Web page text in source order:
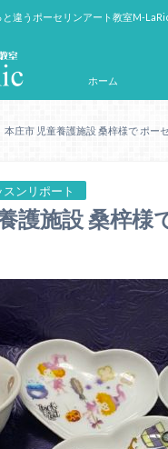
違うポーセリンアート教室M-
ホーム
本庄市 児童養護施設 桑梓様で ポー
スンリポート
護施設 桑梓